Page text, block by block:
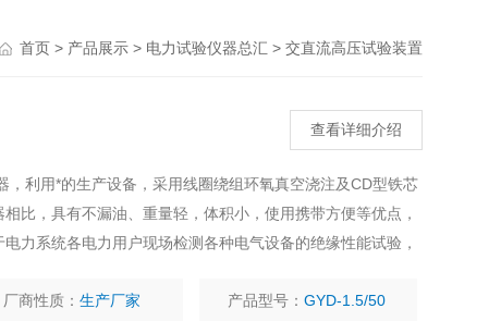
首页 > 产品展示 > 电力试验仪器总汇 > 交直流高压试验装置
查看详细介绍
，利用*的生产设备，采用线圈绕组环氧真空浇注及CD型铁芯
比，具有不漏油、重量轻，体积小，使用携带方便等优点，
力系统各电力用户现场检测各种电气设备的绝缘性能试验，
厂商性质：生产厂家 产品型号： GYD-1.5/50